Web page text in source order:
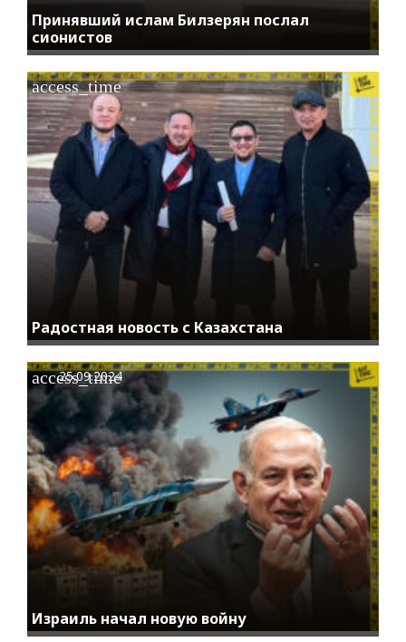
Принявший ислам Билзерян послал
сионистов
Радостная новость с Казахстана
access_time
Израиль начал новую войну
access_time
25.09.2024